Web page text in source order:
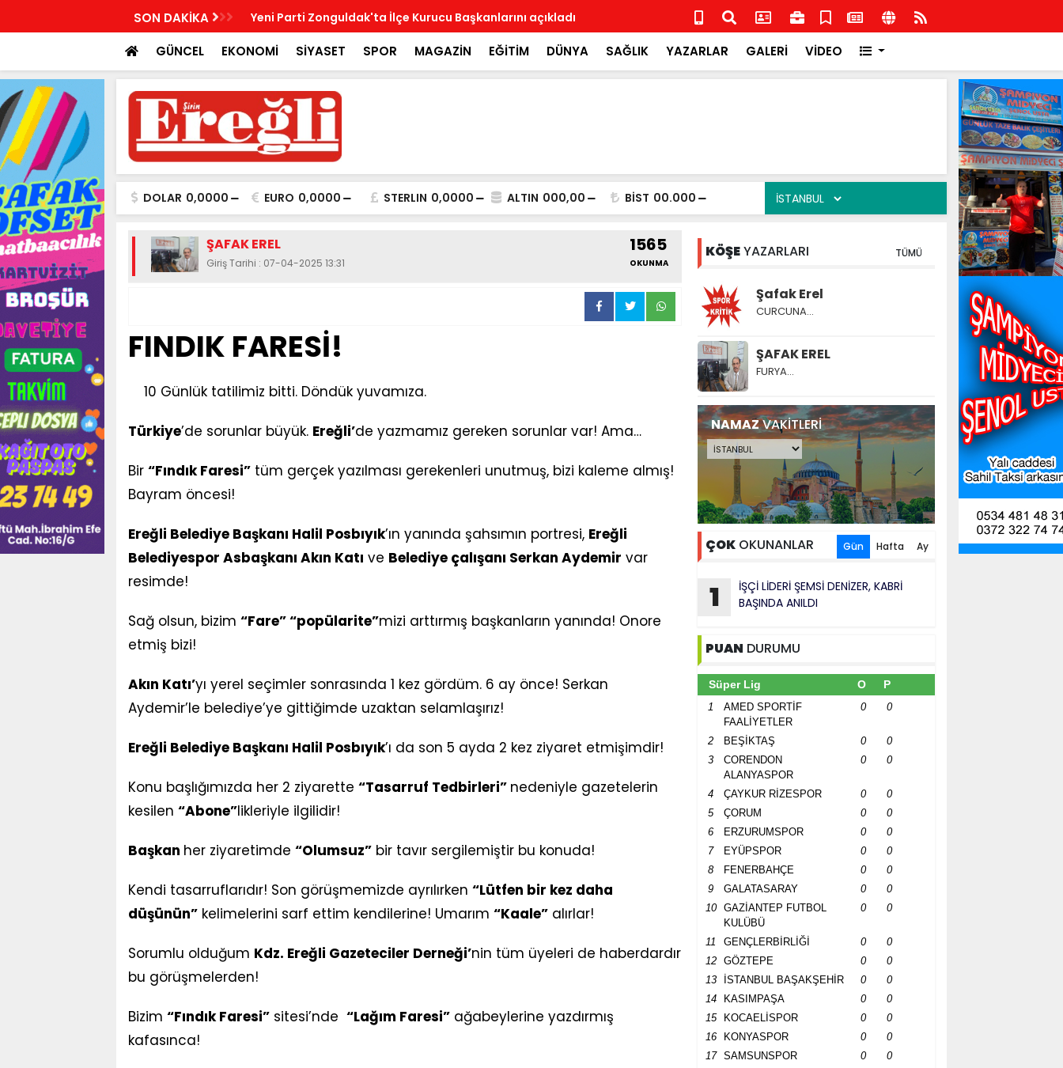
SON DAKİKA Yeni Parti Zonguldak'ta İlçe Kurucu Başkanlarını açıkladı MHP İlçe Teşkilatından İlçe Milli Eğitim Müdürlüğüne ziyaret
GÜNCEL EKONOMİ SİYASET SPOR MAGAZİN EĞİTİM DÜNYA SAĞLIK YAZARLAR GALERİ VİDEO
DOLAR 0,0000 EURO 0,0000 STERLIN 0,0000 ALTIN 000,00 BİST 00.000
ŞAFAK EREL
Giriş Tarihi : 07-04-2025 13:31
1565
OKUNMA
FINDIK FARESİ!
10 Günlük tatilimiz bitti. Döndük yuvamıza.
Türkiye’de sorunlar büyük. Ereğli’de yazmamız gereken sorunlar var! Ama…
Bir “Fındık Faresi” tüm gerçek yazılması gerekenleri unutmuş, bizi kaleme almış!
Bayram öncesi!
Ereğli Belediye Başkanı Halil Posbıyık’ın yanında şahsımın portresi, Ereğli
Belediyespor Asbaşkanı Akın Katı ve Belediye çalışanı Serkan Aydemir var
resimde!
Sağ olsun, bizim “Fare” “popülarite”mizi arttırmış başkanların yanında! Onore
etmiş bizi!
Akın Katı’yı yerel seçimler sonrasında 1 kez gördüm. 6 ay önce! Serkan
Aydemir’le belediye’ye gittiğimde uzaktan selamlaşırız!
Ereğli Belediye Başkanı Halil Posbıyık’ı da son 5 ayda 2 kez ziyaret etmişimdir!
Konu başlığımızda her 2 ziyarette “Tasarruf Tedbirleri” nedeniyle gazetelerin
kesilen “Abone”likleriyle ilgilidir!
Başkan her ziyaretimde “Olumsuz” bir tavır sergilemiştir bu konuda!
Kendi tasarruflarıdır! Son görüşmemizde ayrılırken “Lütfen bir kez daha
düşünün” kelimelerini sarf ettim kendilerine! Umarım “Kaale” alırlar!
Sorumlu olduğum Kdz. Ereğli Gazeteciler Derneği’nin tüm üyeleri de haberdardır
bu görüşmelerden!
Bizim “Fındık Faresi” sitesi’nde “Lağım Faresi” ağabeylerine yazdırmış
kafasınca!
KÖŞEYAZARLARI TÜMÜ
Şafak Erel
CURCUNA…
ŞAFAK EREL
FURYA…
NAMAZVAKİTLERİ
ÇOK OKUNANLAR Gün Hafta Ay
1
İŞÇİ LİDERİ ŞEMSİ DENİZER, KABRİ
BAŞINDA ANILDI
PUAN DURUMU
Süper Lig O P
1
AMED SPORTİF
FAALİYETLER
0 0
2 BEŞİKTAŞ 0
0
3
CORENDON
ALANYASPOR
0 0
4 ÇAYKUR RİZESPOR 0
0
5
ÇORUM 0
0
6
ERZURUMSPOR 0
0
7
EYÜPSPOR 0
0
8
FENERBAHÇE 0
0
9
GALATASARAY 0
0
10
GAZİANTEP FUTBOL
KULÜBÜ
0 0
11 GENÇLERBİRLİĞİ 0
0
12
GÖZTEPE 0
0
13
İSTANBUL BAŞAKŞEHİR 0
0
14
KASIMPAŞA 0
0
15
KOCAELİSPOR 0
0
16
KONYASPOR 0
0
17
SAMSUNSPOR 0
0